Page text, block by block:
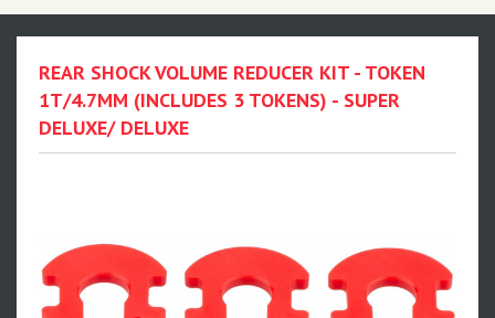
Reba
35
Revelation
Psylo
Yari
REAR SHOCK VOLUME REDUCER KIT - TOKEN
1T/4.7MM (INCLUDES 3 TOKENS) - SUPER
DELUXE/ DELUXE